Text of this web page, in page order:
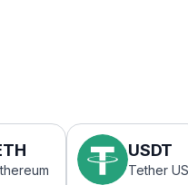
USDT
Tether